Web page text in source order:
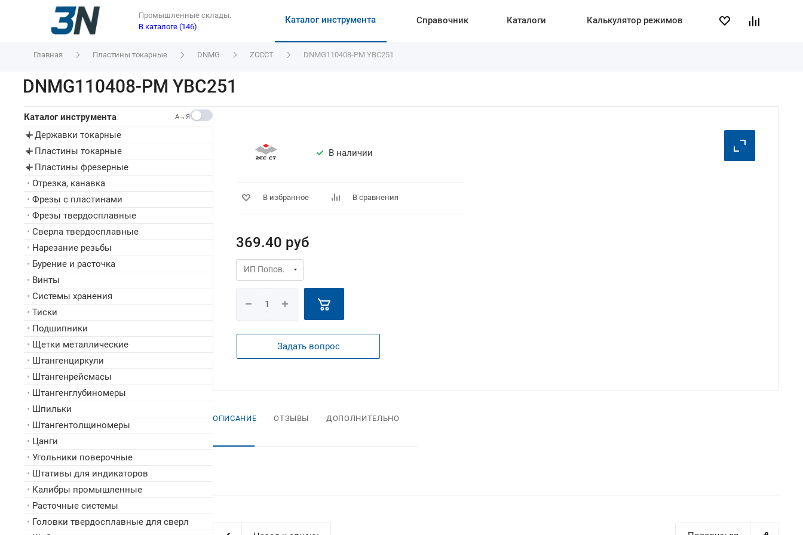
Промышленные склады.
В каталоге (146)
Каталог инструмента Справочник Каталоги Калькулятор режимов
Главная Пластины токарные DNMG ZCCCT DNMG110408-PM YBC251
DNMG110408-PM YBC251
В наличии
В избранное В сравнения
369.40 руб
Задать вопрос
ОПИСАНИЕ ОТЗЫВЫ ДОПОЛНИТЕЛЬНО
Каталог инструмента A→Я
▸ Державки токарные
▸ Пластины токарные
▸ Пластины фрезерные
• Отрезка, канавка
• Фрезы с пластинами
• Фрезы твердосплавные
• Сверла твердосплавные
• Нарезание резьбы
• Бурение и расточка
• Винты
• Системы хранения
• Тиски
• Подшипники
• Щетки металлические
• Штангенциркули
• Штангенрейсмасы
• Штангенглубиномеры
• Шпильки
• Штангентолщиномеры
• Цанги
• Угольники поверочные
• Штативы для индикаторов
• Калибры промышленные
• Расточные системы
• Головки твердосплавные для сверл